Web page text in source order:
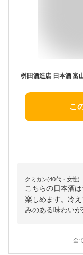
こ
クミカン(40代・女性)
こちらの日本酒
楽しめます。冷
みのある味わい
全